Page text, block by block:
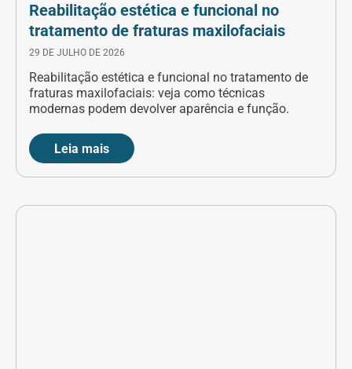
Reabilitação estética e funcional no
tratamento de fraturas maxilofaciais
29 DE JULHO DE 2026
Reabilitação estética e funcional no tratamento de
fraturas maxilofaciais: veja como técnicas
modernas podem devolver aparência e função.
Leia mais